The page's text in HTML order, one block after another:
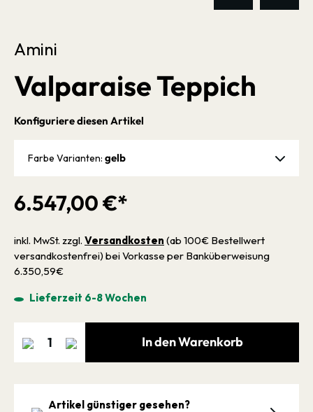
Amini
Valparaise Teppich
6.547,00 €*
inkl. MwSt. zzgl. Versandkosten (ab 100€ Bestellwert
versandkostenfrei) bei Vorkasse per Banküberweisung
6.350,59€
Lieferzeit 6-8 Wochen
Konfiguriere diesen Artikel
Farbe Varianten: gelb
In den Warenkorb
Artikel günstiger gesehen?